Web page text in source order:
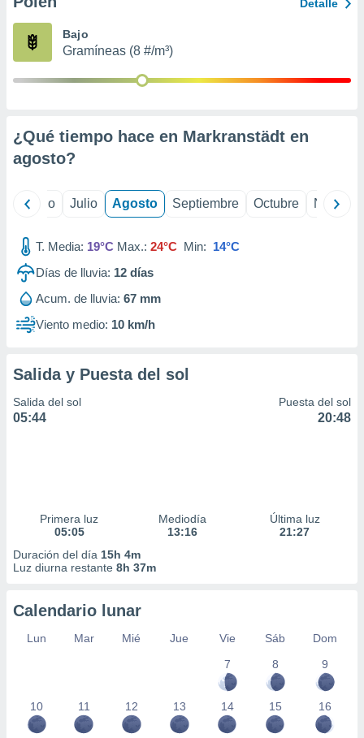
publicidad
1199
Detalle
Bajo
Gramíneas (8 #/m³)
¿Qué tiempo hace en Markranstädt en
agosto?
Junio Julio Agosto Septiembre Octubre
T. Media: 19°C Max.: 24°C Min: 14°C
Días de lluvia: 12 días
Acum. de lluvia: 67 mm
Viento medio: 10 km/h
Salida y Puesta del sol
Salida del sol
05:44
Puesta del sol
20:48
Primera luz
05:05
Mediodía
13:16
Última luz
21:27
Duración del día 15h 4m
Luz diurna restante 8h 37m
Calendario lunar
Lun Mar Mié Jue Vie Sáb
Dom
7
8 9
10 11 12 13 14 15 16